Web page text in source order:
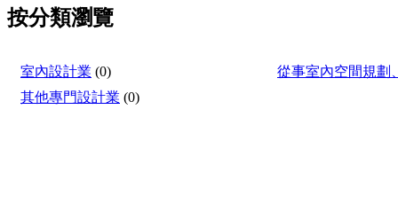
按分類瀏覽
室內設計業 (0)
從事室內空間規劃
其他專門設計業 (0)